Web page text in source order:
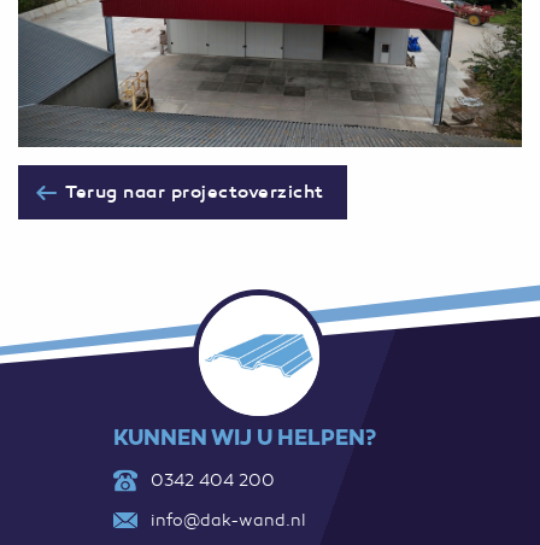
Terug naar projectoverzicht
KUNNEN WIJ U HELPEN?
0342 404 200
info@dak-wand.nl